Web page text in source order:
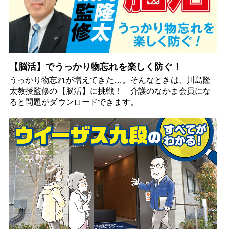
【脳活】でうっかり物忘れを楽しく防ぐ！
うっかり物忘れが増えてきた…。そんなときは、川島隆
太教授監修の【脳活】に挑戦！ 介護のなかま会員にな
ると問題がダウンロードできます。